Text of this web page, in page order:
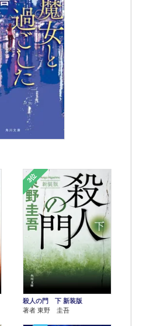
3位
殺人の門 下 新装版
著者 東野 圭吾